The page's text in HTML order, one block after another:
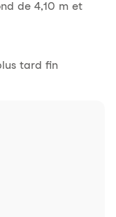
de 4,10 m et
tard fin